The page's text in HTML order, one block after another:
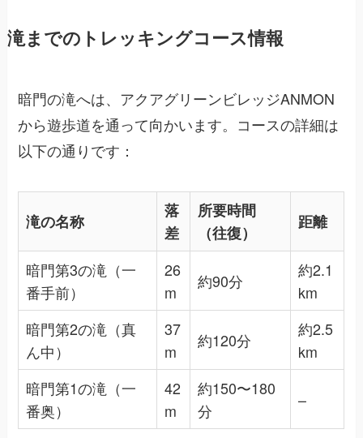
滝までのトレッキングコース情報
暗門の滝へは、アクアグリーンビレッジANMON
から遊歩道を通って向かいます。コースの詳細は
以下の通りです：
滝の名称
落
差
所要時間
（往復）
距離
暗門第3の滝（一
番手前）
26
m
約90分
約2.1
km
暗門第2の滝（真
ん中）
37
m
約120分
約2.5
km
暗門第1の滝（一
番奥）
42
m
約150〜180
分
–